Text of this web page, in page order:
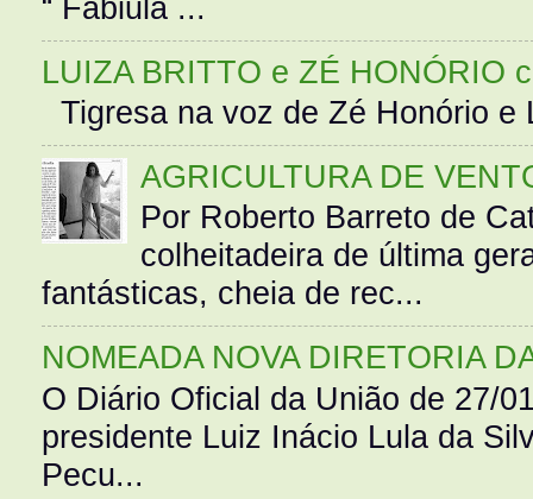
“ Fabiula ...
LUIZA BRITTO e ZÉ HONÓRIO
Tigresa na voz de Zé Honório
AGRICULTURA DE
Por Roberto Barreto de
colheitadeira de última
fantásticas, cheia de rec...
NOMEADA NOVA DIRETORIA
O Diário Oficial da União de 27/
presidente Luiz Inácio Lula da
Pecu...